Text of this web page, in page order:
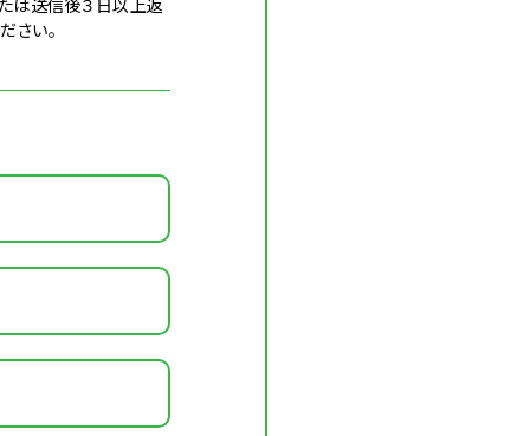
３日以上返
さい。